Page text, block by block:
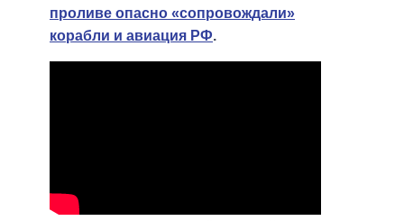
проливе опасно «сопровождали»
корабли и авиация РФ.